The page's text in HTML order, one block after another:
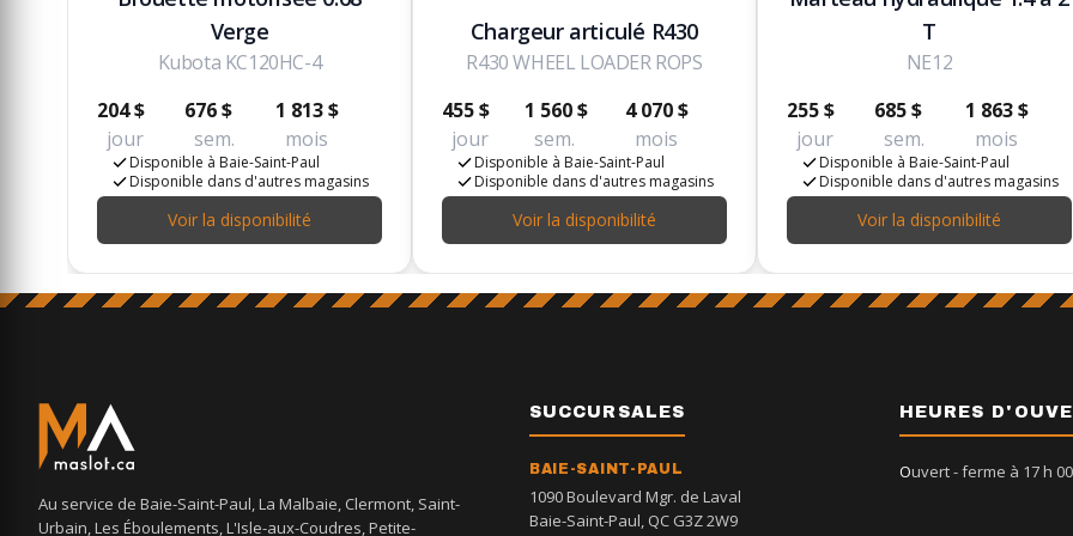
Verge
Kubota KC120HC-4
204 $
jour
676 $
sem.
1 813 $
mois
Disponible à Baie-Saint-Paul
Disponible dans d'autres magasins
Voir la disponibilité
Chargeur articulé R430
R430 WHEEL LOADER ROPS
455 $
jour
1 560 $
sem.
4 070 $
mois
Disponible à Baie-Saint-Paul
Disponible dans d'autres magasins
Voir la disponibilité
T
NE12
255 $
jour
685 $
sem.
1 863 $
mois
Disponible à Baie-Saint-Paul
Disponible dans d'autres magasins
Voir la disponibilité
Au service de Baie-Saint-Paul, La Malbaie, Clermont, Saint-
Urbain, Les Éboulements, L'Isle-aux-Coudres, Petite-
SUCCURSALES
BAIE-SAINT-PAUL
1090 Boulevard Mgr. de Laval
Baie-Saint-Paul, QC G3Z 2W9
HEURES
Ouvert- ferme à 17 h 00